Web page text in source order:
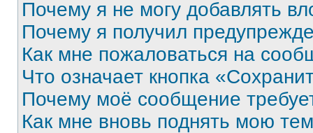
Почему я не могу добавлять
Почему я получил
Как мне пожаловаться на
Что означает кнопка
Почему моё сообщение
Как мне вновь поднять мою